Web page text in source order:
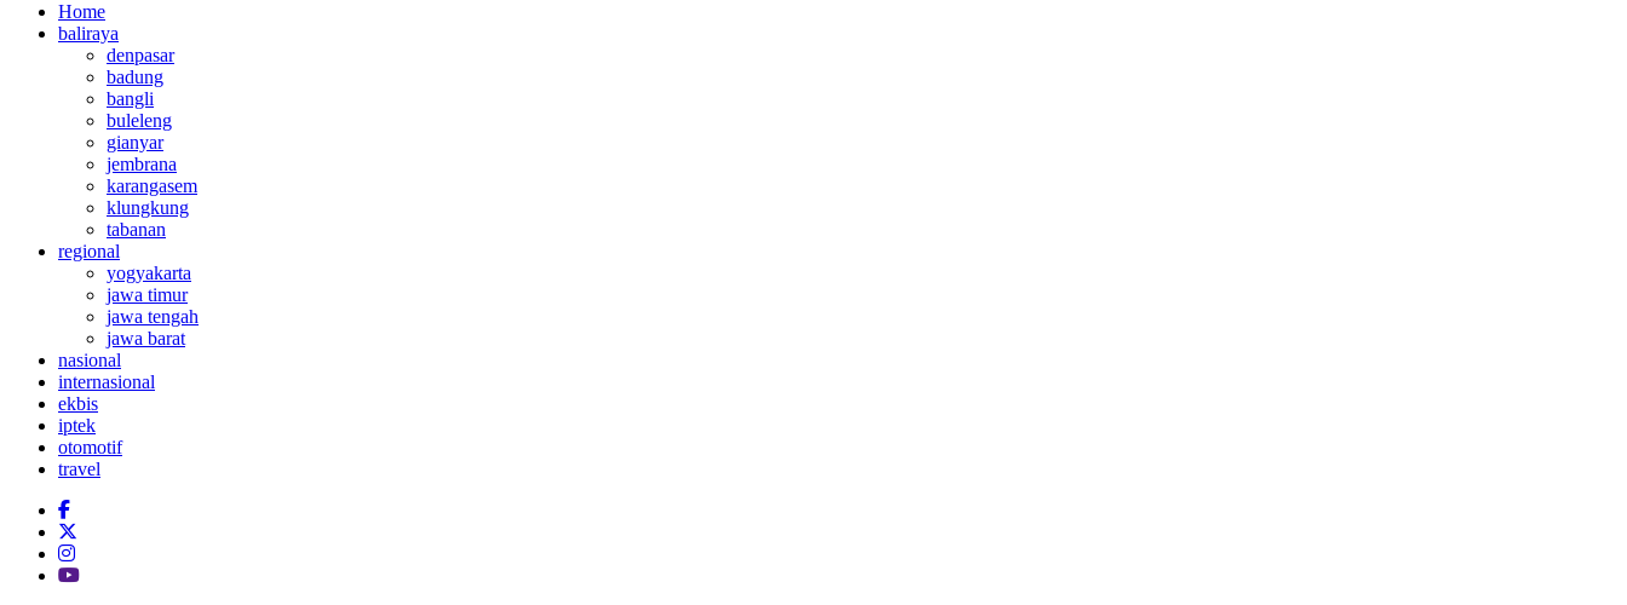
Home
baliraya
denpasar
badung
bangli
buleleng
gianyar
jembrana
karangasem
klungkung
tabanan
regional
yogyakarta
jawa timur
jawa tengah
jawa barat
nasional
internasional
ekbis
iptek
otomotif
travel